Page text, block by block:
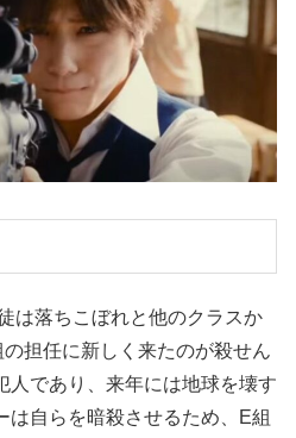
は落ちこぼれと他のクラスか
担任に新しく来たのが殺せん
人であり、来年には地球を壊す
は自らを暗殺させるため、E組